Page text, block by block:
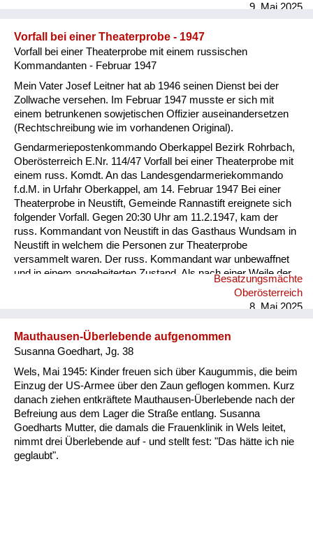
9. Mai 2025
Vorfall bei einer Theaterprobe - 1947
Vorfall bei einer Theaterprobe mit einem russischen
Kommandanten - Februar 1947
Mein Vater Josef Leitner hat ab 1946 seinen Dienst bei der
Zollwache versehen. Im Februar 1947 musste er sich mit
einem betrunkenen sowjetischen Offizier auseinandersetzen
(Rechtschreibung wie im vorhandenen Original).
Gendarmeriepostenkommando Oberkappel Bezirk Rohrbach,
Oberösterreich E.Nr. 114/47 Vorfall bei einer Theaterprobe mit
einem russ. Komdt. An das Landesgendarmeriekommando
f.d.M. in Urfahr Oberkappel, am 14. Februar 1947 Bei einer
Theaterprobe in Neustift, Gemeinde Rannastift ereignete sich
folgender Vorfall. Gegen 20:30 Uhr am 11.2.1947, kam der
russ. Kommandant von Neustift in das Gasthaus Wundsam in
Neustift in welchem die Personen zur Theaterprobe
versammelt waren. Der russ. Kommandant war unbewaffnet
und in einem angeheiterten Zustand. Als nach einer Weile der
Schuster Franz Kronawitter in Forstödt, Gem.Rannastift auch
das Gasthaus betrat wurde er von den russ. Kommandanten
mengte sich der Fleischhauergehilfe Karl Wallner in diese
Amtshandlung ein und kam dadurch zwischen den Wallner
und den russ. Kommandanten ein Wortgefecht zustande.
Währenddessen steckte der russ. Kommandant den
Identitätsausweis de...
Besatzungsmächte
Oberösterreich
8. Mai 2025
Mauthausen-Überlebende aufgenommen
Susanna Goedhart, Jg. 38
Wels, Mai 1945: Kinder freuen sich über Kaugummis, die beim
Einzug der US-Armee über den Zaun geflogen kommen. Kurz
danach ziehen entkräftete Mauthausen-Überlebende nach der
Befreiung aus dem Lager die Straße entlang. Susanna
Goedharts Mutter, die damals die Frauenklinik in Wels leitet,
nimmt drei Überlebende auf - und stellt fest: "Das hätte ich nie
geglaubt".